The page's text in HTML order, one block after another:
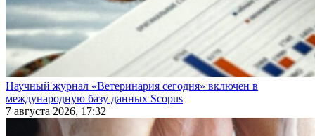
Научный журнал «Ветеринария сегодня» включен в
международную базу данных Scopus
7 августа 2026, 17:32